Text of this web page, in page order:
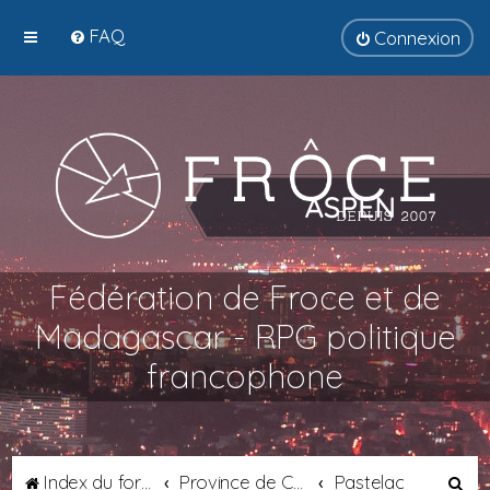
FAQ Connexion
Fédération de Froce et de
Madagascar - RPG politique
francophone
Index du forum Pastelac